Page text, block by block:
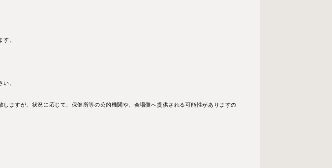
。
。
ますが、状況に応じて、保健所等の公的機関や、会場側へ提供される可能性がありますの